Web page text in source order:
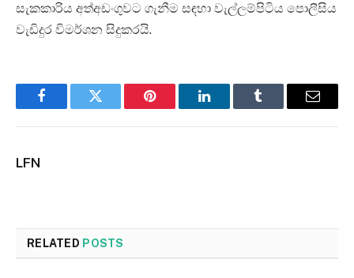
සැකකාරිය අත්අඩංගුවට ගැනීම සඳහා වැල්ලම්පිටිය පොලීසිය
වැඩිදුර විමර්ශන සිදුකරයි.
FacebookTwitter Pinterest LinkedInTumblr Email
LFN
RELATED POSTS